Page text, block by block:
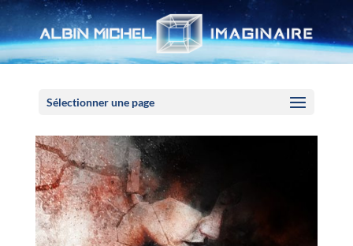
Sélectionner une page
Panneau de gestion des cookies